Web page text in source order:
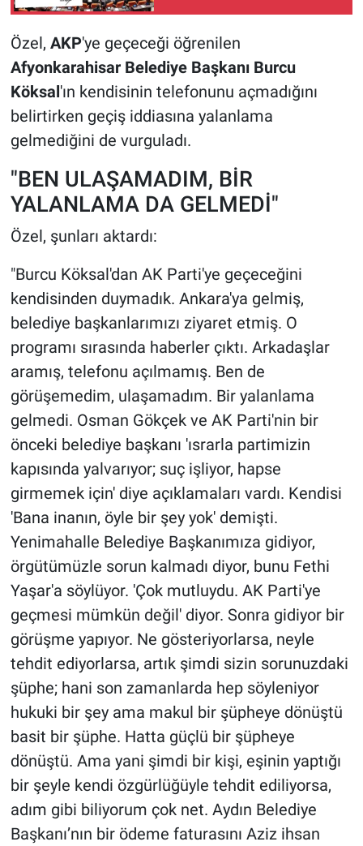
Özel, AKP'ye geçeceği öğrenilen
Afyonkarahisar Belediye Başkanı Burcu
Köksal'ın kendisinin telefonunu açmadığını
belirtirken geçiş iddiasına yalanlama
gelmediğini de vurguladı.
"BEN ULAŞAMADIM, BİR
YALANLAMA DA GELMEDİ"
Özel, şunları aktardı:
"Burcu Köksal'dan AK Parti'ye geçeceğini
kendisinden duymadık. Ankara'ya gelmiş,
belediye başkanlarımızı ziyaret etmiş. O
programı sırasında haberler çıktı. Arkadaşlar
aramış, telefonu açılmamış. Ben de
görüşemedim, ulaşamadım. Bir yalanlama
gelmedi. Osman Gökçek ve AK Parti'nin bir
önceki belediye başkanı 'ısrarla partimizin
kapısında yalvarıyor; suç işliyor, hapse
girmemek için' diye açıklamaları vardı. Kendisi
'Bana inanın, öyle bir şey yok' demişti.
Yenimahalle Belediye Başkanımıza gidiyor,
örgütümüzle sorun kalmadı diyor, bunu Fethi
Yaşar'a söylüyor. 'Çok mutluydu. AK Parti'ye
geçmesi mümkün değil' diyor. Sonra gidiyor bir
görüşme yapıyor. Ne gösteriyorlarsa, neyle
tehdit ediyorlarsa, artık şimdi sizin sorunuzdaki
şüphe; hani son zamanlarda hep söyleniyor
hukuki bir şey ama makul bir şüpheye dönüştü
basit bir şüphe. Hatta güçlü bir şüpheye
dönüştü. Ama yani şimdi bir kişi, eşinin yaptığı
bir şeyle kendi özgürlüğüyle tehdit ediliyorsa,
adım gibi biliyorum çok net. Aydın Belediye
Başkanı’nın bir ödeme faturasını Aziz ihsan